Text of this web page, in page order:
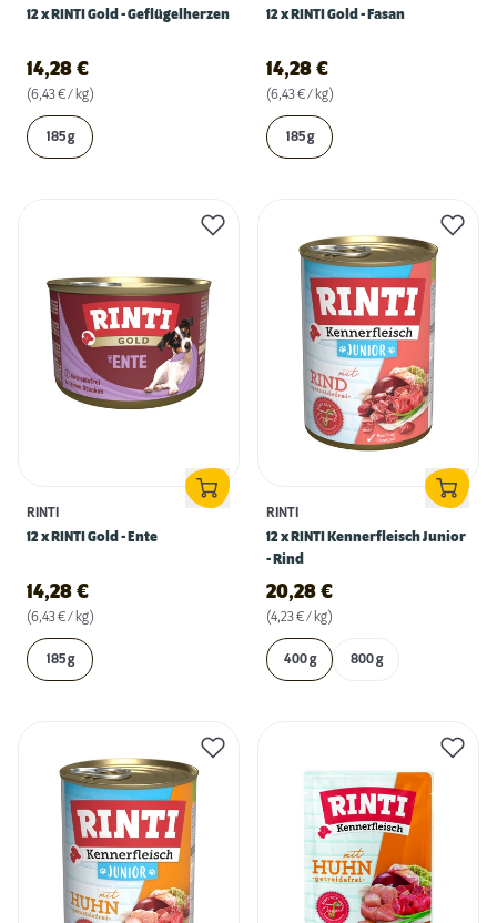
12 x RINTI Gold - Geflügelherzen
14,28 €
(6,43 € / kg)
185 g
12 x RINTI Gold - Fasan
14,28 €
(6,43 € / kg)
185 g
RINTI
12 x RINTI Gold - Ente
14,28 €
(6,43 € / kg)
185 g
RINTI
12 x RINTI Kennerfleisch Junior
- Rind
20,28 €
(4,23 € / kg)
400 g 800 g